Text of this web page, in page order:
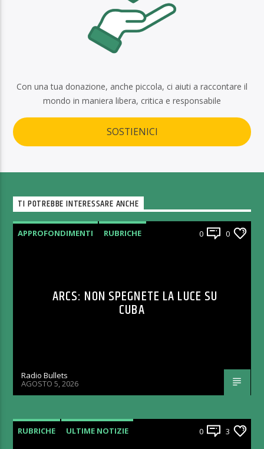
Con una tua donazione, anche piccola, ci aiuti a raccontare il
mondo in maniera libera, critica e responsabile
SOSTIENICI
TI POTREBBE INTERESSARE ANCHE
APPROFONDIMENTI RUBRICHE 0 0
ARCS: NON SPEGNETE LA LUCE SU
CUBA
Radio Bullets
AGOSTO 5, 2026
RUBRICHE ULTIME NOTIZIE 0 3